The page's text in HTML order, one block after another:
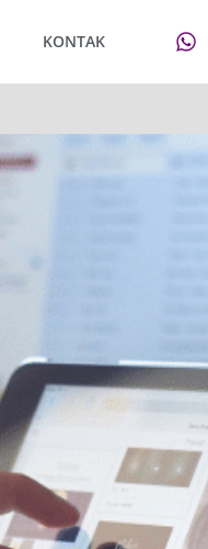
KONTAK